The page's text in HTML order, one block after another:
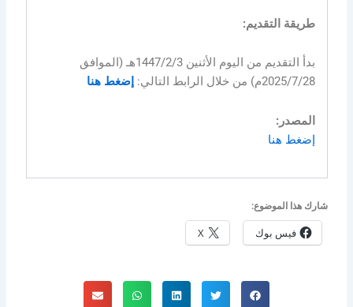
طريقة التقديم:
بدأ التقديم من اليوم الأثنين 1447/2/3هـ (الموافق
2025/7/28م) من خلال الرابط التالي:
إضغط هنا
المصدر:
إضغط هنا
شارك هذا الموضوع:
فيس بوك X